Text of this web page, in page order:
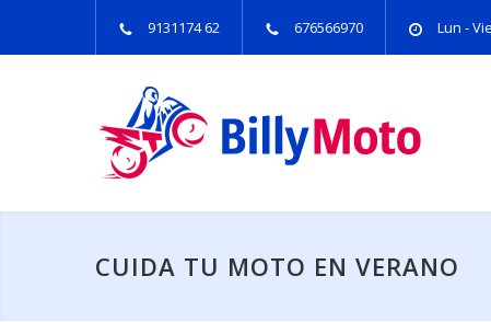
9131174 62 676566970 Lun -
CUIDA TU MOTO EN VERANO